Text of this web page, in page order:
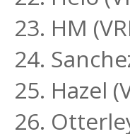
23. HM
24.
25. Hazel
26.